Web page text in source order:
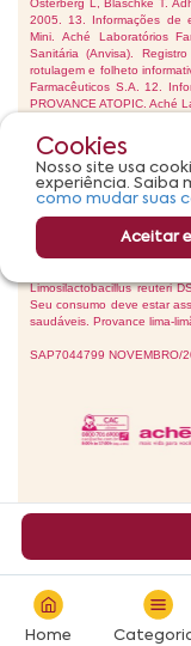
Cookies
Nosso site usa
experiência. Saiba
como mudar suas
Home